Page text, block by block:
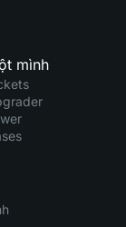
mình